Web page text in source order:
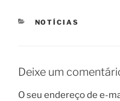
CATEGORIAS
NOTÍCIAS
Deixe um
O seu endereço de e-